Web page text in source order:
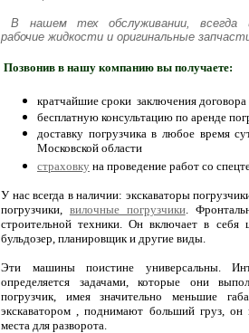
В нашем тех обслуживании, всегда
рабочие жидкости и оригинальные
Позвонив в нашу компанию вы получаете:
кратчайшие сроки заключения договора
бесплатную консультацию по аренде
доставку погрузчика в любое время
Московской области
страховку на проведение работ со
У нас всегда в наличии: экскаваторы
погрузчики, вилочные погрузчики.
строительной техники. Он включает в
бульдозер, планировщик и другие виды.
Эти машины поистине универсальны.
определяется задачами, которые они
погрузчик, имея значительно меньшие
экскаватором , поднимают больший груз,
места для разворота.